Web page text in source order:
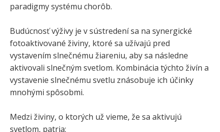
paradigmy systému chorôb.
Budúcnosť výživy je v sústredení sa na synergické
fotoaktivované živiny, ktoré sa užívajú pred
vystavením slnečnému žiareniu, aby sa následne
aktivovali slnečným svetlom. Kombinácia týchto živín a
vystavenie slnečnému svetlu znásobuje ich účinky
mnohými spôsobmi.
Medzi živiny, o ktorých už vieme, že sa aktivujú
svetlom, patria: